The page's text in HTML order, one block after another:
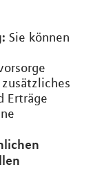
Sie können
Erträge